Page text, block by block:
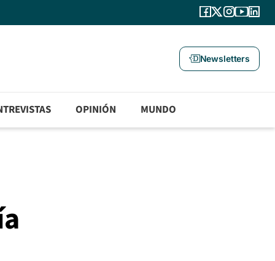
Newsletters
OPINIÓN MUNDO